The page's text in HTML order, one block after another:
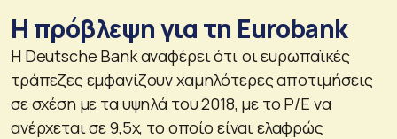
Η πρόβλεψη για τη Eurobank
Η Deutsche Bank αναφέρει ότι οι ευρωπαϊκές
τράπεζες εμφανίζουν χαμηλότερες αποτιμήσεις
σε σχέση με τα υψηλά του 2018, με το P/E να
ανέρχεται σε 9,5x, το οποίο είναι ελαφρώς